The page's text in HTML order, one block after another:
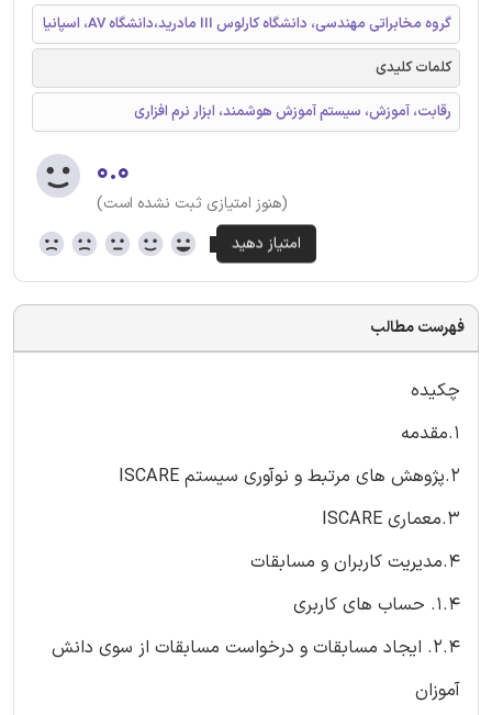
گروه مخابراتی مهندسی، دانشگاه کارلوس III مادرید،دانشگاه AV، اسپانیا
کلمات کلیدی
رقابت، آموزش، سیستم آموزش هوشمند، ابزار نرم افزاری
۰.۰
(هنوز امتیازی ثبت نشده است)
فهرست مطالب
چکیده
1.مقدمه
2.پژوهش های مرتبط و نوآوری سیستم ISCARE
3.معماری ISCARE
4.مدیریت کاربران و مسابقات
1.4. حساب های کاربری
2.4. ایجاد مسابقات و درخواست مسابقات از سوی دانش
آموزان